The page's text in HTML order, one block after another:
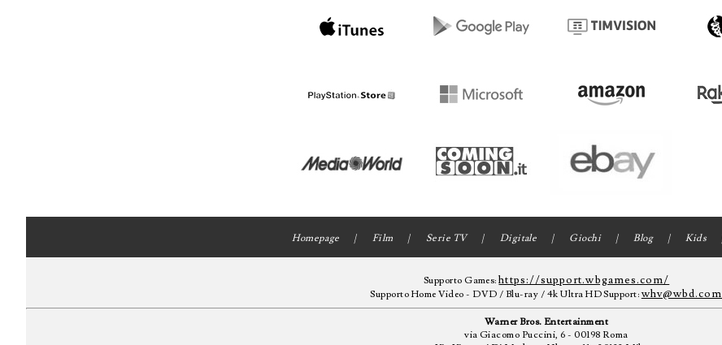
Homepage Film Serie TV Digitale Giochi Blog Kids
Supporto Games:https://support.wbgames.com/
Supporto Home Video - DVD / Blu-ray / 4k Ultra HD Support:whv@wbd.com
Warner Bros. Entertainment
via Giacomo Puccini, 6 - 00198 Roma